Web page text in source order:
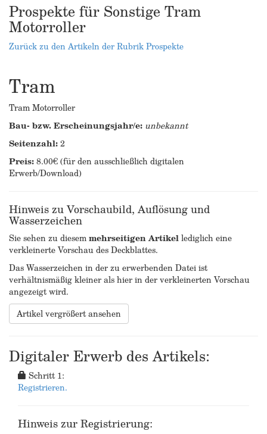
Prospekte für Sonstige Tram
Motorroller
Zurück zu den Artikeln der Rubrik Prospekte
Tram
Tram Motorroller
Bau- bzw. Erscheinungsjahr/e: unbekannt
Seitenzahl:2
Preis:8.00€ (für den ausschließlich digitalen
Erwerb/Download)
Hinweis zu Vorschaubild, Auflösung und
Wasserzeichen
Sie sehen zu diesemmehrseitigen Artikellediglich eine
verkleinerte Vorschau des Deckblattes.
Das Wasserzeichen in der zu erwerbenden Datei ist
verhältnismäßig kleiner als hier in der verkleinerten Vorschau
angezeigt wird.
Artikel vergrößert ansehen
Digitaler Erwerb des Artikels:
Schritt 1:
Registrieren.
Hinweis zur Registrierung: